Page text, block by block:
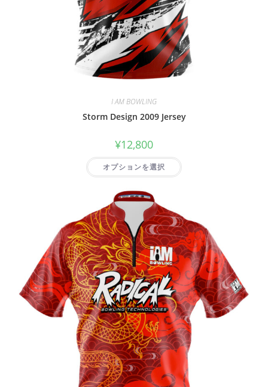
I AM BOWLING
Storm Design 2009 Jersey
¥12,800
オプションを選択